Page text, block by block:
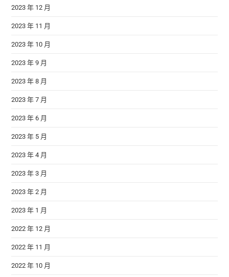
2023 年 12 月
2023 年 11 月
2023 年 10 月
2023 年 9 月
2023 年 8 月
2023 年 7 月
2023 年 6 月
2023 年 5 月
2023 年 4 月
2023 年 3 月
2023 年 2 月
2023 年 1 月
2022 年 12 月
2022 年 11 月
2022 年 10 月